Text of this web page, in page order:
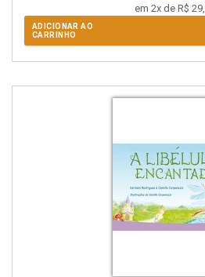
em 2x de R$
ADICIONAR AO
CARRINHO